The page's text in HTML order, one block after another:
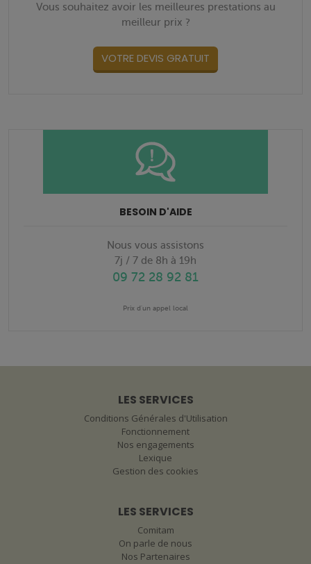
Vous souhaitez avoir les meilleures prestations au
meilleur prix ?
VOTRE DEVIS GRATUIT
BESOIN D'AIDE
Nous vous assistons
7j / 7 de 8h à 19h
09 72 28 92 81
Prix d'un appel local
LES SERVICES
Conditions Générales d'Utilisation
Fonctionnement
Nos engagements
Lexique
Gestion des cookies
LES SERVICES
Comitam
On parle de nous
Nos Partenaires